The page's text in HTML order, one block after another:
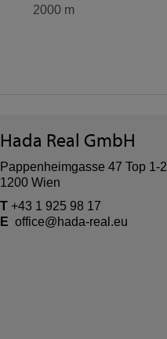
2000 m
Hada Real GmbH
Pappenheimgasse 47 Top 1-2
1200 Wien
T +43 1 925 98 17
E office@hada-real.eu